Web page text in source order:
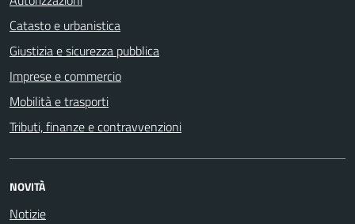
Catasto e urbanistica
Giustizia e sicurezza pubblica
Imprese e commercio
Mobilità e trasporti
Tributi, finanze e contravvenzioni
NOVITÀ
Notizie